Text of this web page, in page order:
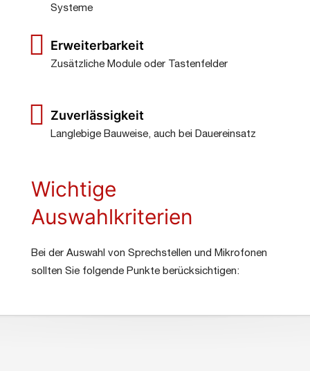
Wichtige
Auswahlkriterien
Bei der Auswahl von Sprechstellen und Mikrofonen
sollten Sie folgende Punkte berücksichtigen:
Systeme
Erweiterbarkeit
Zusätzliche Module oder Tastenfelder
Zuverlässigkeit
Langlebige Bauweise, auch bei Dauereinsatz